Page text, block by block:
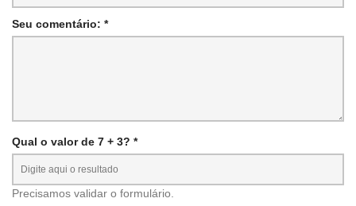
Seu comentário: *
Qual o valor de 7 + 3? *
Precisamos validar o formulário.